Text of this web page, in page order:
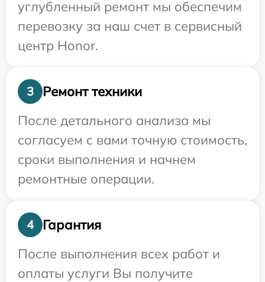
углубленный ремонт мы обеспечим
перевозку за наш счет в сервисный
центр Honor.
3
Ремонт техники
После детального анализа мы
согласуем с вами точную стоимость,
сроки выполнения и начнем
ремонтные операции.
4
Гарантия
После выполнения всех работ и
оплаты услуги Вы получите